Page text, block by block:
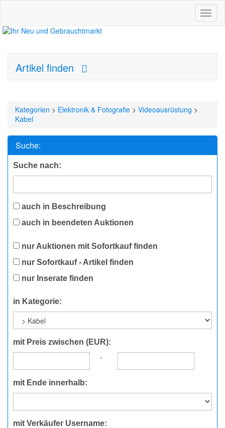
Artikel finden
Kategorien > Elektronik & Fotografie > Videoausrüstung >
Kabel
Suche:
Suche nach:
auch in Beschreibung
auch in beendeten Auktionen
nur Auktionen mit Sofortkauf finden
nur Sofortkauf - Artikel finden
nur Inserate finden
in Kategorie:
mit Preis zwischen (EUR):
-
mit Ende innerhalb:
mit Verkäufer Username: